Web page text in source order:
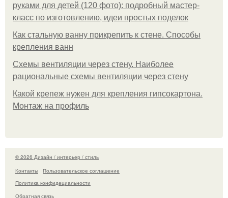
руками для детей (120 фото): подробный мастер-
класс по изготовлению, идеи простых поделок
Как стальную ванну прикрепить к стене. Способы
крепления ванн
Схемы вентиляции через стену. Наиболее
рациональные схемы вентиляции через стену
Какой крепеж нужен для крепления гипсокартона.
Монтаж на профиль
© 2026 Дизайн / интерьер / стиль
Контакты
Пользовательское соглашение
Политика конфидециальности
Обратная связь